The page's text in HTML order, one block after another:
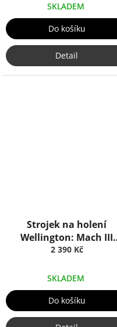
SKLADEM
Do košíku
Detail
Strojek na holení
Wellington: Mach III
Porcelain, Truefitt & Hill
2 390 Kč
SKLADEM
Do košíku